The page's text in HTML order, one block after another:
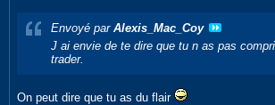
Envoyé par Alexis_Mac_Coy
J ai envie de te dire que tu n as pas
trader.
On peut dire que tu as du flair